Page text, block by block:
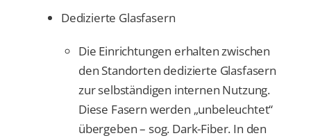
Dedizierte Glasfasern
Die Einrichtungen erhalten zwischen
den Standorten dedizierte Glasfasern
zur selbständigen internen Nutzung.
Diese Fasern werden „unbeleuchtet“
übergeben – sog. Dark-Fiber. In den